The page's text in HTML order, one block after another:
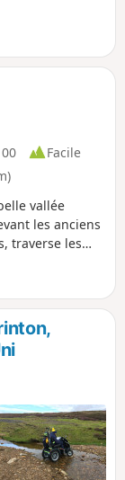
Facile
vallée
les anciens
traverse les